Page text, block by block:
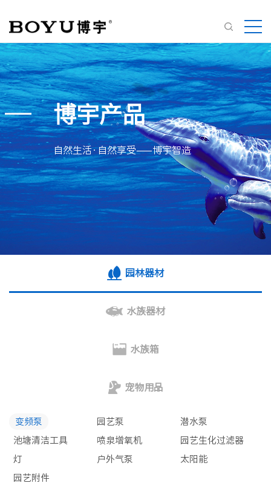
博宇产品
自然生活·自然享受——博宇智造
园林器材
水族器材
水族箱
宠物用品
变频泵 园艺泵 潜水泵
池塘清洁工具 喷泉增氧机 园艺生化过滤器
灯 户外气泵 太阳能
园艺附件